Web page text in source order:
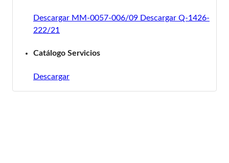
Descargar MM-0057-006/09 Descargar Q-1426-
222/21
Catálogo Servicios
Descargar